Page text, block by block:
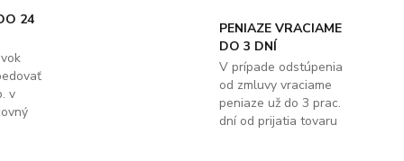
24
v
PENIAZE VRACIAME
DO 3 DNÍ
V prípade odstúpenia
od zmluvy vraciame
peniaze už do 3 prac.
dní od prijatia tovaru